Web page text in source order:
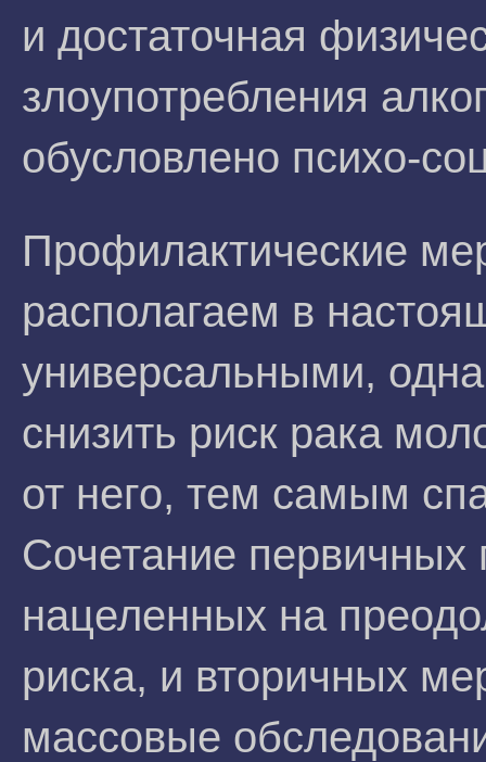
и достаточная
злоупотребления
обусловлено психо-
Профилактические
располагаем в
универсальными,
снизить риск рака
от него, тем самым
Сочетание первичных
нацеленных на
риска, и вторичных
массовые